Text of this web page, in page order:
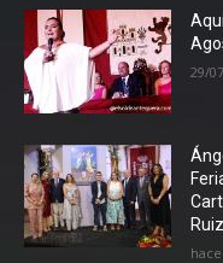
29/
Ruiz